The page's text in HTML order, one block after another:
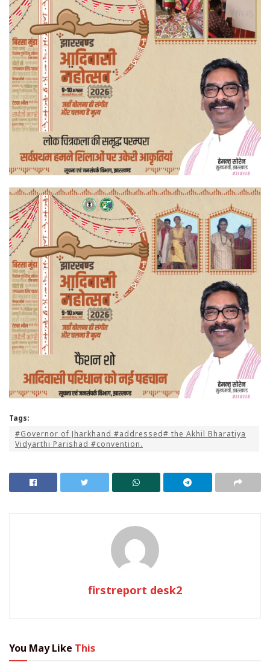
Tags:
#Governor of Jharkhand #addressed# the Akhil Bharatiya
Vidyarthi Parishad #convention.
firstreport desk2
You May Like This